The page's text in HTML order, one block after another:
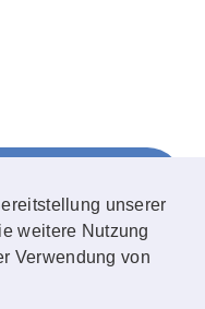
unserer
weitere Nutzung
Verwendung von